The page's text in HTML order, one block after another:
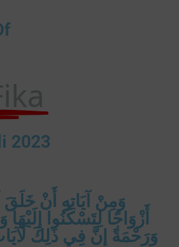
2023
وَمِنْ آيَاتِهِ أَنْ
أَزْوَاجًا لِتَسْكُنُوا
وَرَحْمَةً إِنَّ فِي ذَلِكَ